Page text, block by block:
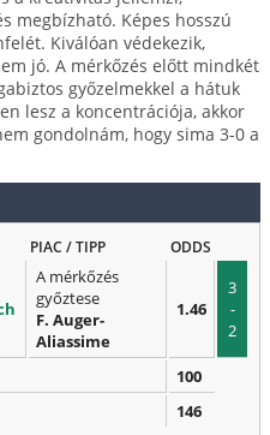
megbízható. Képes hosszú
Kiválóan védekezik,
jó. A mérkőzés előtt mindkét
győzelmekkel a hátuk
lesz a koncentrációja, akkor
gondolnám, hogy sima 3-0 a
PIAC / TIPP ODDS
A mérkőzés
győztese
F. Auger-
Aliassime
1.46
3
-
2
100
146